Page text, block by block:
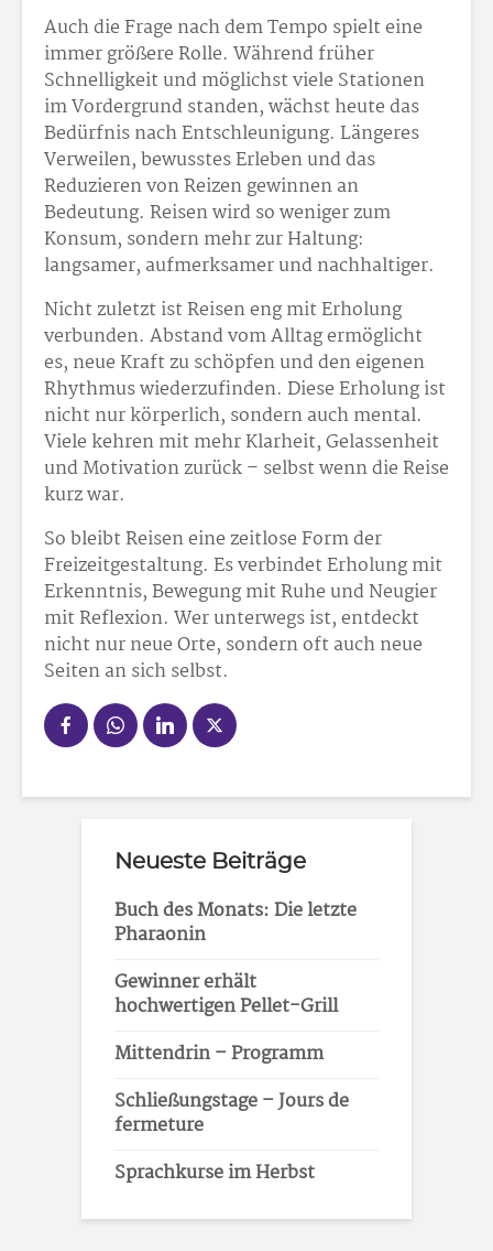
Auch die Frage nach dem Tempo spielt eine
immer größere Rolle. Während früher
Schnelligkeit und möglichst viele Stationen
im Vordergrund standen, wächst heute das
Bedürfnis nach Entschleunigung. Längeres
Verweilen, bewusstes Erleben und das
Reduzieren von Reizen gewinnen an
Bedeutung. Reisen wird so weniger zum
Konsum, sondern mehr zur Haltung:
langsamer, aufmerksamer und nachhaltiger.
Nicht zuletzt ist Reisen eng mit Erholung
verbunden. Abstand vom Alltag ermöglicht
es, neue Kraft zu schöpfen und den eigenen
Rhythmus wiederzufinden. Diese Erholung ist
nicht nur körperlich, sondern auch mental.
Viele kehren mit mehr Klarheit, Gelassenheit
und Motivation zurück – selbst wenn die Reise
kurz war.
So bleibt Reisen eine zeitlose Form der
Freizeitgestaltung. Es verbindet Erholung mit
Erkenntnis, Bewegung mit Ruhe und Neugier
mit Reflexion. Wer unterwegs ist, entdeckt
nicht nur neue Orte, sondern oft auch neue
Seiten an sich selbst.
Neueste Beiträge
Buch des Monats: Die letzte
Pharaonin
Gewinner erhält
hochwertigen Pellet-Grill
Mittendrin – Programm
Schließungstage – Jours de
fermeture
Sprachkurse im Herbst